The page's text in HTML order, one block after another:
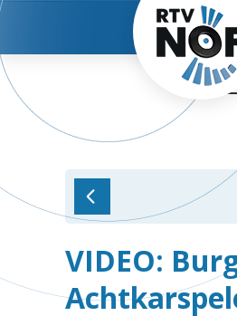
VIDEO: